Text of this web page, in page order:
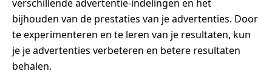
verschillende advertentie-indelingen en het
bijhouden van de prestaties van je advertenties. Door
te experimenteren en te leren van je resultaten, kun
je je advertenties verbeteren en betere resultaten
behalen.